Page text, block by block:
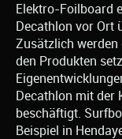
Elektro-Foilboard
Decathlon vor Ort
Zusätzlich werden
den Produkten
Decathlon mit der
beschäftigt.
Beispiel in